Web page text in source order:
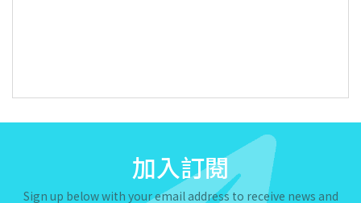
加入訂閱
Sign up below with your email address to receive news and